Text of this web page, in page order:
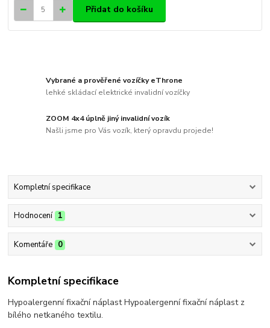
Přidat do košíku
Vybrané a prověřené vozíčky eThrone
lehké skládací elektrické invalidní vozíčky
ZOOM 4x4 úplně jiný invalidní vozík
Našli jsme pro Vás vozík, který opravdu projede!
Kompletní specifikace
Hodnocení 1
Komentáře 0
Kompletní specifikace
Hypoalergenní fixační náplast Hypoalergenní fixační náplast z
bílého netkaného textilu.